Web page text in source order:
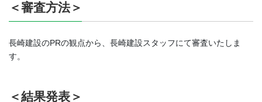
＜審査方法＞
長崎建設のPRの観点から、長崎建設スタッフにて審査いたしま
す。
＜結果発表＞